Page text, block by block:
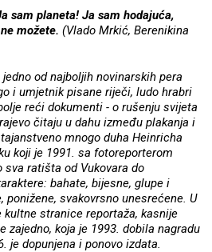
sam planeta! Ja sam hodajuća,
možete. (Vlado Mrkić, Berenikina
od najboljih novinarskih pera
i umjetnik pisane riječi, ludo hrabri
reći dokumenti - o rušenju svijeta
čitaju u dahu između plakanja i
mnogo duha Heinricha
koji je 1991. sa fotoreporterom
ratišta od Vukovara do
bahate, bijesne, glupe i
ponižene, svakovrsno unesrećene. U
stranice reportaža, kasnije
zajedno, koja je 1993. dobila nagradu
je dopunjena i ponovo izdata.